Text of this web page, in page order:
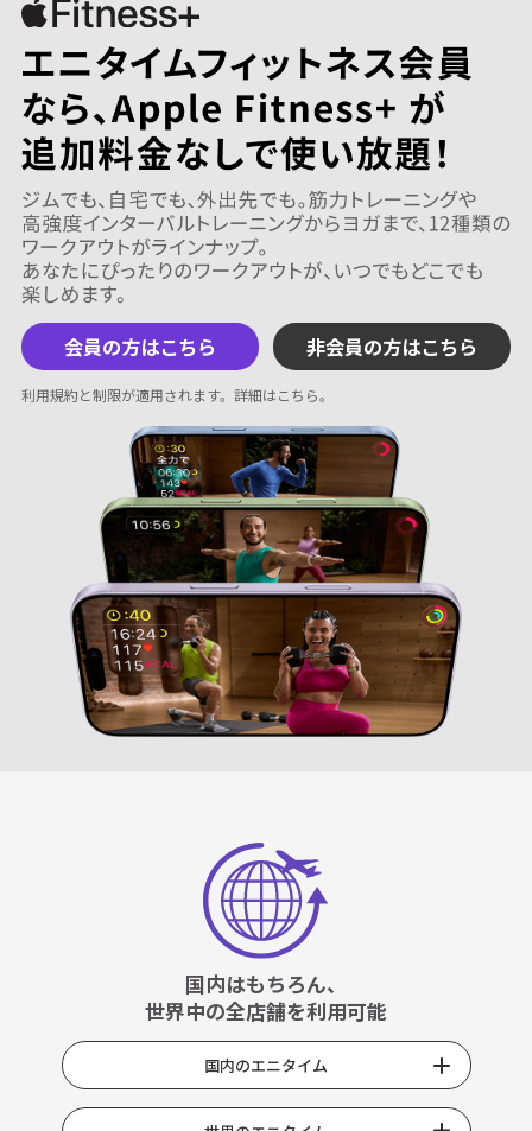
会員の方はこちら 非会員の方はこちら
利用規約と制限が適用されます。 詳細はこちら。
国内はもちろん、
世界中の全店舗を利用可能
国内のエニタイム